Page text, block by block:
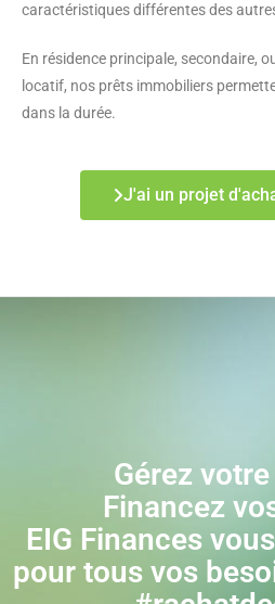
caractéristiques différentes des
En résidence principale, secondaire,
locatif, nos prêts immobiliers
dans la durée.
J'ai un projet
Gérez
Financez
EIG Finances
pour tous vos